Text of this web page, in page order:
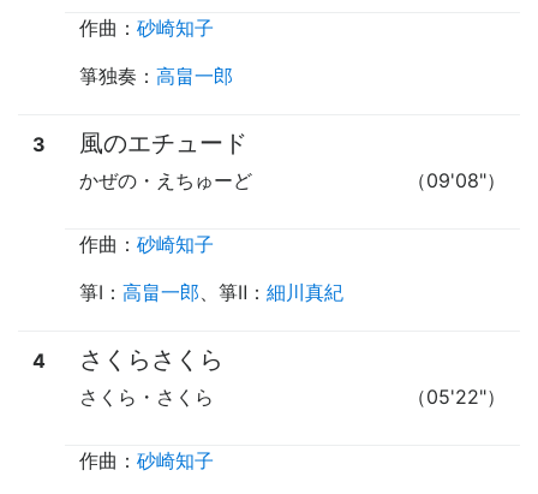
作曲： 砂崎知子
箏独奏 ： 高畠一郎
3 風のエチュード
（09'08"）
かぜの・えちゅーど
作曲： 砂崎知子
箏Ⅰ ： 高畠一郎 箏Ⅱ ： 細川真紀
4 さくらさくら
（05'22"）
さくら・さくら
作曲： 砂崎知子